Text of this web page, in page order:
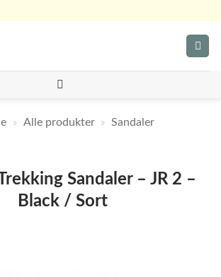
» Alle produkter » Sandaler
Sandaler – JR 2 –
Black / Sort